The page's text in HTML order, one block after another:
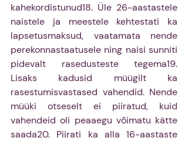
kahekordistunud18. Üle 26-aastastele
naistele ja meestele kehtestati ka
lapsetusmaksud, vaatamata nende
perekonnastaatusele ning naisi sunniti
pidevalt rasedusteste tegema19.
Lisaks kadusid müügilt ka
rasestumisvastased vahendid. Nende
müüki otseselt ei piiratud, kuid
vahendeid oli peaaegu võimatu kätte
saada20. Piirati ka alla 16-aastaste